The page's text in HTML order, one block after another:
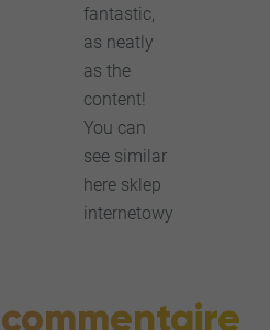
fantastic,
as neatly
as the
content!
You can
see similar
here sklep
internetowy